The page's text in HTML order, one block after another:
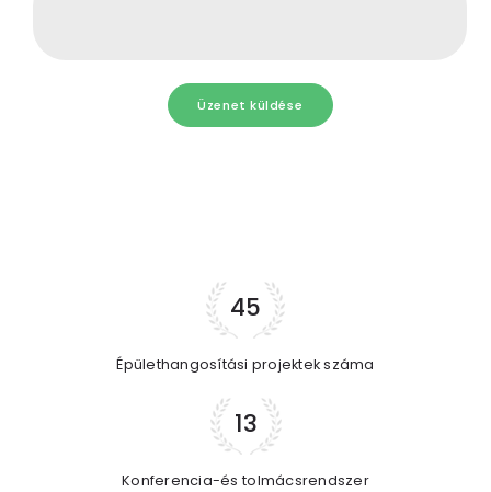
45
Épülethangosítási projektek száma
13
Konferencia-és tolmácsrendszer